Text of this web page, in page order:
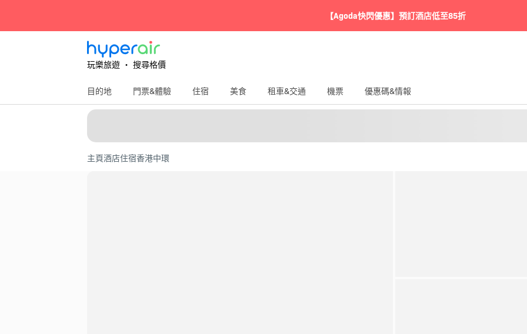
【Agoda快閃優惠】預訂酒店低至85折
玩樂旅遊 ‧ 搜尋格價
目的地 門票&體驗 住宿 美食 租車&交通 機票 優惠碼&情報
主頁酒店住宿香港中環